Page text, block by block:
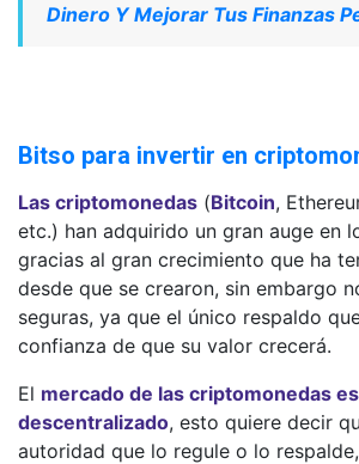
Dinero Y Mejorar Tus Finanzas
Bitso para invertir en
Las criptomonedas (Bitcoin,
etc.) han adquirido un gran auge en
gracias al gran crecimiento que ha
desde que se crearon, sin embargo
seguras, ya que el único respaldo
confianza de que su valor crecerá.
El mercado de las criptomonedas es
descentralizado, esto quiere decir
autoridad que lo regule o lo